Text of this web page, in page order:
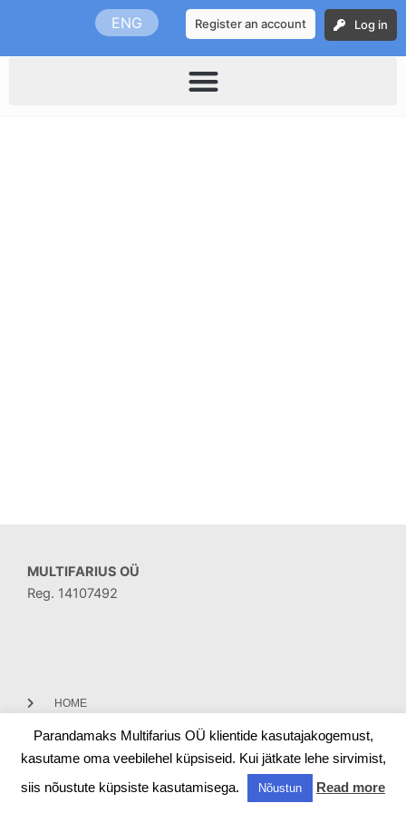
content
ENG Register an account Log in
MULTIFARIUS OÜ
Reg. 14107492
HOME
CONTACT
Parandamaks Multifarius OÜ klientide kasutajakogemust,
kasutame oma veebilehel küpsiseid. Kui jätkate lehe sirvimist,
siis nõustute küpsiste kasutamisega.
Nõustun Read more